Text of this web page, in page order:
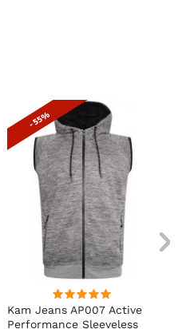
Kam Jeans AP007 Active
Performance Sleeveless
- 55%